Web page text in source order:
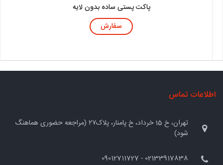
پاکت پستی ساده بدون لایه
سفارش
اطلاعات تماس
تهران، خ 15 خرداد، خ پامنار، پلاک۲۷ (مراجعه حضوری هماهنگ
شود)
02133917838 - 09012711727